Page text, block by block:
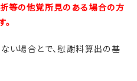
等の他覚所見のある場合の方
い場合とで、慰謝料算出の基